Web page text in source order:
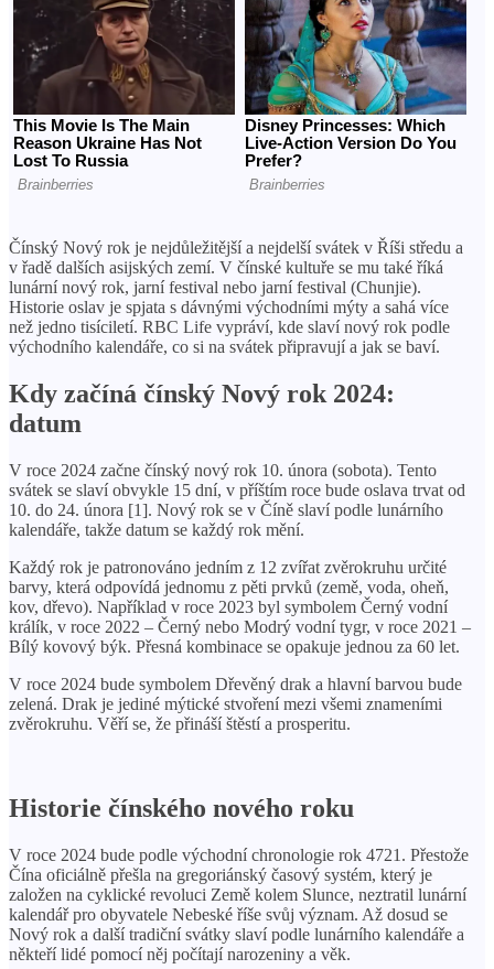
Čínský Nový rok je nejdůležitější a nejdelší svátek v Říši středu a
v řadě dalších asijských zemí. V čínské kultuře se mu také říká
lunární nový rok, jarní festival nebo jarní festival (Chunjie).
Historie oslav je spjata s dávnými východními mýty a sahá více
než jedno tisíciletí. RBC Life vypráví, kde slaví nový rok podle
východního kalendáře, co si na svátek připravují a jak se baví.
Kdy začíná čínský Nový rok 2024:
datum
V roce 2024 začne čínský nový rok 10. února (sobota). Tento
svátek se slaví obvykle 15 dní, v příštím roce bude oslava trvat od
10. do 24. února [1]. Nový rok se v Číně slaví podle lunárního
kalendáře, takže datum se každý rok mění.
Každý rok je patronováno jedním z 12 zvířat zvěrokruhu určité
barvy, která odpovídá jednomu z pěti prvků (země, voda, oheň,
kov, dřevo). Například v roce 2023 byl symbolem Černý vodní
králík, v roce 2022 – Černý nebo Modrý vodní tygr, v roce 2021 –
Bílý kovový býk. Přesná kombinace se opakuje jednou za 60 let.
V roce 2024 bude symbolem Dřevěný drak a hlavní barvou bude
zelená. Drak je jediné mýtické stvoření mezi všemi znameními
zvěrokruhu. Věří se, že přináší štěstí a prosperitu.
Historie čínského nového roku
V roce 2024 bude podle východní chronologie rok 4721. Přestože
Čína oficiálně přešla na gregoriánský časový systém, který je
založen na cyklické revoluci Země kolem Slunce, neztratil lunární
kalendář pro obyvatele Nebeské říše svůj význam. Až dosud se
Nový rok a další tradiční svátky slaví podle lunárního kalendáře a
někteří lidé pomocí něj počítají narozeniny a věk.